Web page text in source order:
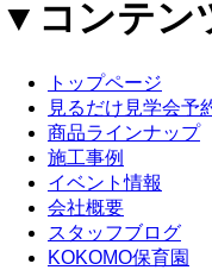
▼コンテン
トップページ
見るだけ見学会予
商品ラインナップ
施工事例
イベント情報
会社概要
スタッフブログ
KOKOMO保育園